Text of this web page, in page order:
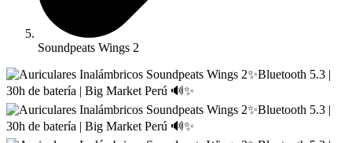
Soundpeats Wings 2